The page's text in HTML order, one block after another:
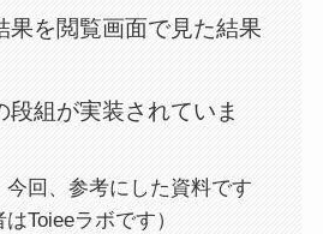
果を閲覧画面で見た結果
段組が実装されていま
今回、参考にした資料です
はToieeラボです）